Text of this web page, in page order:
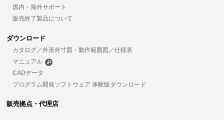
国内・海外サポート
販売終了製品について
ダウンロード
カタログ／外形外寸図・動作範囲図／仕様表
マニュアル
CADデータ
プログラム開発ソフトウェア 体験版ダウンロード
販売拠点・代理店